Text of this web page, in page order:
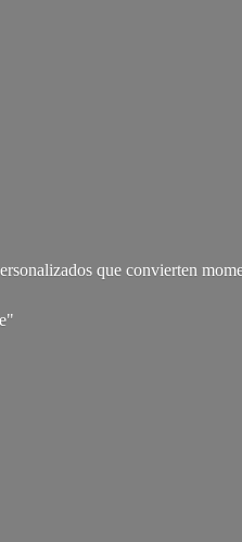
que convierten